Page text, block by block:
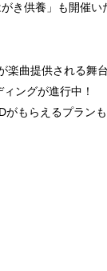
き供養」も開催い
曲提供される舞台
ングが進行中！
もらえるプランも